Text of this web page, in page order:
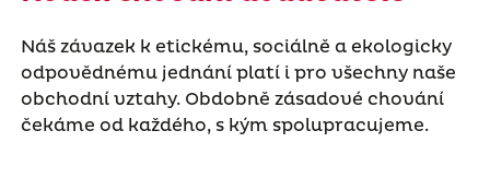
Náš závazek k etickému, sociálně a ekologicky
odpovědnému jednání platí i pro všechny naše
obchodní vztahy. Obdobně zásadové chování
čekáme od každého, s kým spolupracujeme.